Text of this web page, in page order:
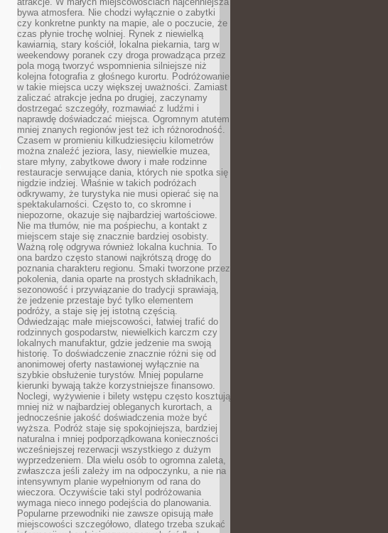
bywa atmosfera. Nie chodzi wyłącznie o zabytki
czy konkretne punkty na mapie, ale o poczucie, że
czas płynie trochę wolniej. Rynek z niewielką
kawiarnią, stary kościół, lokalna piekarnia, targ w
weekendowy poranek czy droga prowadząca przez
pola mogą tworzyć wspomnienia silniejsze niż
kolejna fotografia z głośnego kurortu. Podróżowanie
w takie miejsca uczy większej uważności. Zamiast
zaliczać atrakcje jedna po drugiej, zaczynamy
dostrzegać szczegóły, rozmawiać z ludźmi i
naprawdę doświadczać miejsca. Ogromnym atutem
mniej znanych regionów jest też ich różnorodność.
Czasem w promieniu kilkudziesięciu kilometrów
można znaleźć jeziora, lasy, niewielkie muzea,
stare młyny, zabytkowe dwory i małe rodzinne
restauracje serwujące dania, których nie spotka się
nigdzie indziej. Właśnie w takich podróżach
odkrywamy, że turystyka nie musi opierać się na
spektakularności. Często to, co skromne i
niepozorne, okazuje się najbardziej wartościowe.
Nie ma tłumów, nie ma pośpiechu, a kontakt z
miejscem staje się znacznie bardziej osobisty.
Ważną rolę odgrywa również lokalna kuchnia. To
ona bardzo często stanowi najkrótszą drogę do
poznania charakteru regionu. Smaki tworzone przez
pokolenia, dania oparte na prostych składnikach,
sezonowość i przywiązanie do tradycji sprawiają,
że jedzenie przestaje być tylko elementem
podróży, a staje się jej istotną częścią.
Odwiedzając małe miejscowości, łatwiej trafić do
rodzinnych gospodarstw, niewielkich karczm czy
lokalnych manufaktur, gdzie jedzenie ma swoją
historię. To doświadczenie znacznie różni się od
anonimowej oferty nastawionej wyłącznie na
szybkie obsłużenie turystów. Mniej popularne
kierunki bywają także korzystniejsze finansowo.
Noclegi, wyżywienie i bilety wstępu często kosztują
mniej niż w najbardziej obleganych kurortach, a
jednocześnie jakość doświadczenia może być
wyższa. Podróż staje się spokojniejsza, bardziej
naturalna i mniej podporządkowana konieczności
wcześniejszej rezerwacji wszystkiego z dużym
wyprzedzeniem. Dla wielu osób to ogromna zaleta,
zwłaszcza jeśli zależy im na odpoczynku, a nie na
intensywnym planie wypełnionym od rana do
wieczora. Oczywiście taki styl podróżowania
wymaga nieco innego podejścia do planowania.
Popularne przewodniki nie zawsze opisują małe
miejscowości szczegółowo, dlatego trzeba szukać